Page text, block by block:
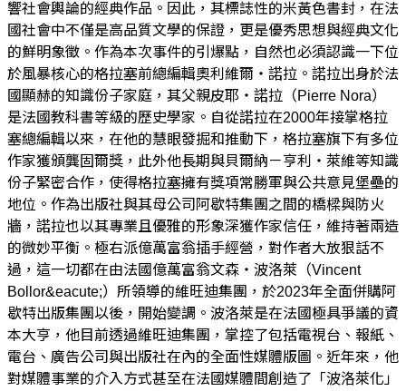
響社會輿論的經典作品。因此，其標誌性的米黃色書封，在法
國社會中不僅是高品質文學的保證，更是優秀思想與經典文化
的鮮明象徵。作為本次事件的引爆點，自然也必須認識一下位
於風暴核心的格拉塞前總編輯奧利維爾・諾拉。諾拉出身於法
國顯赫的知識份子家庭，其父親皮耶・諾拉（Pierre Nora）
是法國教科書等級的歷史學家。自從諾拉在2000年接掌格拉
塞總編輯以來，在他的慧眼發掘和推動下，格拉塞旗下有多位
作家獲頒龔固爾獎，此外他長期與貝爾納－亨利・萊維等知識
份子緊密合作，使得格拉塞擁有獎項常勝軍與公共意見堡壘的
地位。作為出版社與其母公司阿歇特集團之間的橋樑與防火
牆，諾拉也以其專業且優雅的形象深獲作家信任，維持著兩造
的微妙平衡。極右派億萬富翁插手經營，對作者大放狠話不
過，這一切都在由法國億萬富翁文森・波洛萊（Vincent
Bollor&eacute;）所領導的維旺迪集團，於2023年全面併購阿
歇特出版集團以後，開始變調。波洛萊是在法國極具爭議的資
本大亨，他目前透過維旺迪集團，掌控了包括電視台、報紙、
電台、廣告公司與出版社在內的全面性媒體版圖。近年來，他
對媒體事業的介入方式甚至在法國媒體間創造了「波洛萊化」